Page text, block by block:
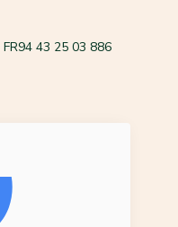
FR94 43 25 03 886